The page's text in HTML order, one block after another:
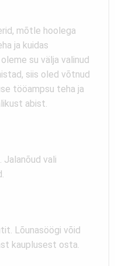
mõtle hoolega
ja kuidas
su välja valinud
siis oled võtnud
tööampsu teha ja
abist.
Jalanõud vali
Lõunasöögi võid
kauplusest osta.